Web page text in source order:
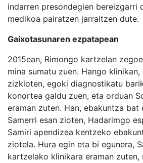
indarren presondegien bereizgarri
medikoa pairatzen jarraitzen dute.
Gaixotasunaren ezpatapean
2015ean, Rimongo kartzelan
mina sumatu zuen. Hango
zizkioten, egoki diagnostikatu
konortea galdu zuen, eta orduan
eraman zuten. Han, ebakuntza bat
Samerri esan zioten, Hadarimgo
Samiri apendizea kentzeko
ziotela. Hura egin eta bi egunera,
kartzelako klinikara eraman zuten,